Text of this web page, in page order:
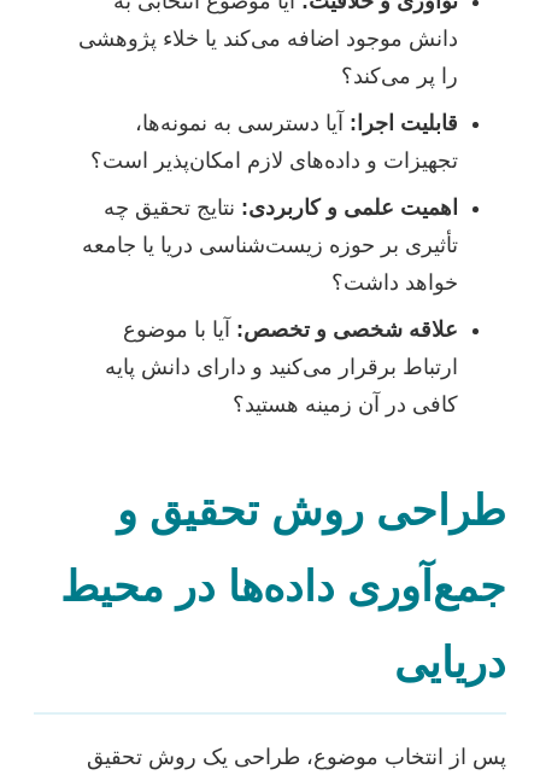
دانش موجود اضافه می‌کند یا خلاء پژوهشی
را پر می‌کند؟
قابلیت اجرا: آیا دسترسی به نمونه‌ها،
تجهیزات و داده‌های لازم امکان‌پذیر است؟
اهمیت علمی و کاربردی: نتایج تحقیق چه
تأثیری بر حوزه زیست‌شناسی دریا یا جامعه
خواهد داشت؟
علاقه شخصی و تخصص: آیا با موضوع
ارتباط برقرار می‌کنید و دارای دانش پایه
کافی در آن زمینه هستید؟
طراحی روش تحقیق و
جمع‌آوری داده‌ها در محیط
دریایی
پس از انتخاب موضوع، طراحی یک روش تحقیق